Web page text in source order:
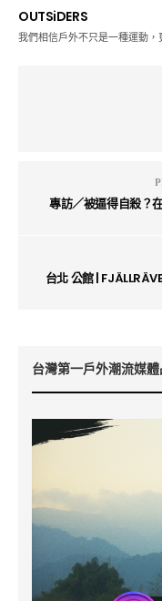
OUTSiDERS
我們相信戶外不只是一種運動，
專訪／被逼得自殺？
台北 公館 |
台灣第一戶外潮流媒體